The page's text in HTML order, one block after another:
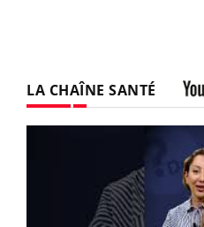
LA CHAÎNE SANTÉ